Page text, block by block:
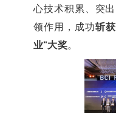
心技术积累、突
领作用，成功斩
业"大奖。